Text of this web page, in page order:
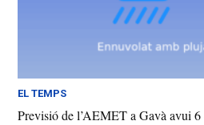
EL TEMPS
Previsió de l’AEMET a Gavà avui